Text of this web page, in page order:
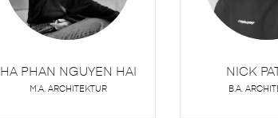
HA PHAN NGUYEN HAI
M.A. ARCHITEKTUR
NICK
B.A.